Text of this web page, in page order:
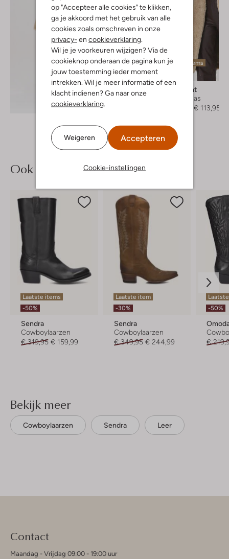
op "Accepteer alle cookies" te klikken,
ga je akkoord met het gebruik van alle
cookies zoals omschreven in onze
privacy- en cookieverklaring
Wil je je voorkeuren wijzigen? Via de
cookieknop onderaan de pagina kun je
jouw toestemming ieder moment
intrekken. Wil je meer informatie of een
klacht indienen? Ga naar onze
cookieverklaring
Weigeren Accepteren
Cookie-instellingen
Ontdek de look
Laatste items
Beaumont
Faux fur jas
€ 113,95
Ook iets voor jou?
Laatste items
-50%
Sendra
Cowboylaarzen
€ 319,95 € 159,99
Laatste item
-30%
Sendra
Cowboylaarzen
€ 349,95 € 244,99
-50%
€
Bekijk meer
Cowboylaarzen Sendra Leer
Contact
Maandag - Vrijdag 09:00 - 19:00 uur